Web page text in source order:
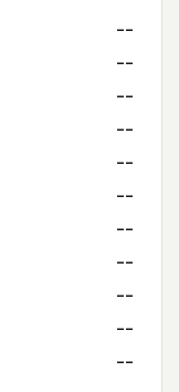
--
--
--
--
--
--
--
--
--
--
--